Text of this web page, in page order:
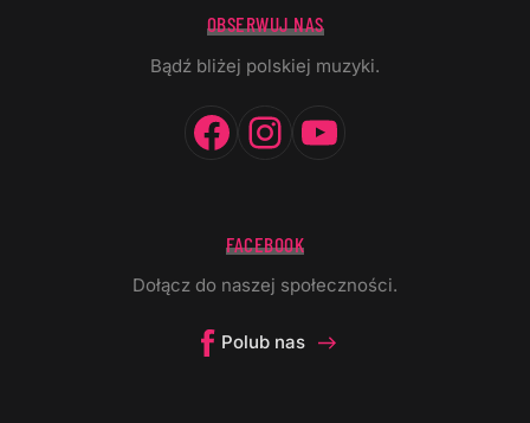
OBSERWUJ NAS
Bądź bliżej polskiej muzyki.
Facebook
Instagram
FACEBOOK
Dołącz do naszej społeczności.
Polub nas